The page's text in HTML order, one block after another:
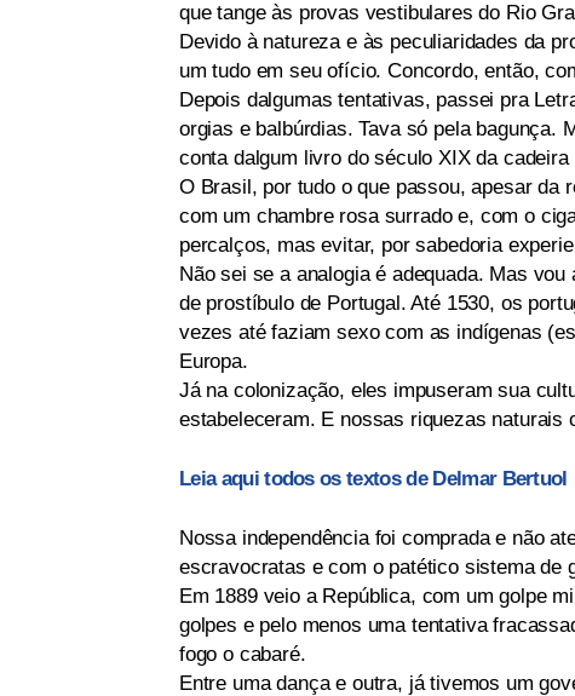
que tange às provas vestibulares do Rio
Devido à natureza e às peculiaridades da
um tudo em seu ofício. Concordo, então,
Depois dalgumas tentativas, passei pra
orgias e balbúrdias. Tava só pela bagunça.
conta dalgum livro do século XIX da
O Brasil, por tudo o que passou, apesar da
com um chambre rosa surrado e, com o
percalços, mas evitar, por sabedoria
Não sei se a analogia é adequada. Mas
de prostíbulo de Portugal. Até 1530, os
vezes até faziam sexo com as indígenas
Europa.
Já na colonização, eles impuseram sua
estabeleceram. E nossas riquezas naturais
Leia aqui todos os textos de Delmar Bertuol
Nossa independência foi comprada e não
escravocratas e com o patético sistema de
Em 1889 veio a República, com um golpe
golpes e pelo menos uma tentativa
fogo o cabaré.
Entre uma dança e outra, já tivemos um